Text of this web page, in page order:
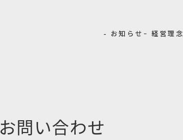
- お知らせ − 経営理念
お問い合わせ